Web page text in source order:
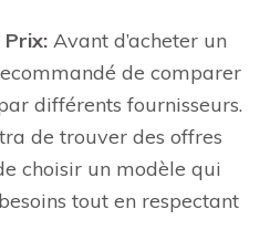
Prix: Avant d’acheter un
de comparer
différents fournisseurs.
de trouver des offres
choisir un modèle qui
tout en respectant